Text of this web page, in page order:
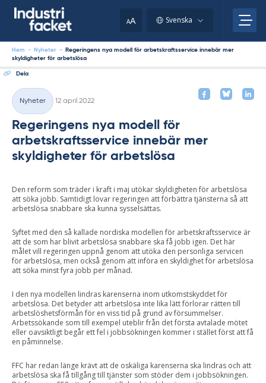
AA Svenska
Hem - Nyheter -
Regeringens nya modell för arbetskraftsservice innebär mer
skyldigheter för arbetslösa
Dela
Kategorier
Nyheter
12 april 2022
Regeringens nya modell för
arbetskraftsservice innebär mer
skyldigheter för arbetslösa
Den reform som träder i kraft i maj utökar skyldigheten för arbetslösa
att söka jobb. Samtidigt lovar regeringen att förbättra tjänsterna så att
arbetslösa snabbare ska kunna sysselsättas.
Syftet med den så kallade nordiska modellen för arbetskraftsservice är
att de som har blivit arbetslösa snabbare ska få jobb igen. Det här
målet vill regeringen uppnå genom att utöka den personliga servicen
för arbetslösa, men också genom att införa en skyldighet för arbetslösa
att söka minst fyra jobb per månad.
I den nya modellen lindras karenserna inom utkomstskyddet för
arbetslösa. Det betyder att arbetslösa inte lika lätt förlorar rätten till
arbetslöshetsförmån för en viss tid på grund av försummelser.
Arbetssökande som till exempel uteblir från det första avtalade mötet
eller oavsiktligt begår ett fel i jobbsökningen kommer i stället först att få
en påminnelse.
FFC har redan länge krävt att de oskäliga karenserna ska lindras och att
arbetslösa ska få tillgång till tjänster som stöder dem i jobbsökningen.